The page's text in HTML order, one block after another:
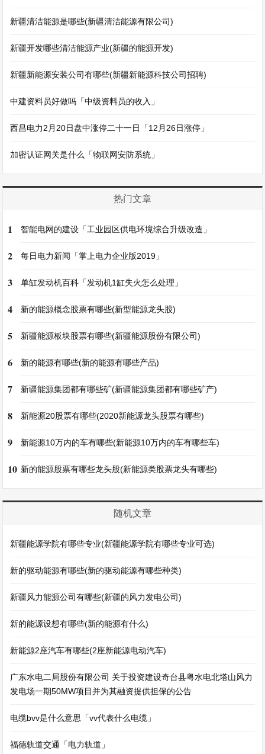
新疆清洁能源是哪些(新疆清洁能源有限公司)
新疆开发哪些清洁能源产业(新疆的能源开发)
新疆新能源安装公司有哪些(新疆新能源科技公司招聘)
中建资料员好做吗「中级资料员的收入」
西昌电力2月20日盘中涨停二十一日「12月26日涨停」
加密认证网关是什么「物联网安防系统」
热门文章
1 智能电网的建设「工业园区供电环境综合升级改造」
2 每日电力新闻「掌上电力企业版2019」
3 单缸发动机百科「发动机1缸失火怎么处理」
4 新的能源概念股票有哪些(新型能源龙头股)
5 新疆能源板块股票有哪些(新疆能源股份有限公司)
6 新的能源有哪些(新的能源有哪些产品)
7 新疆能源集团都有哪些矿(新疆能源集团都有哪些矿产)
8 新能源20股票有哪些(2020新能源龙头股票有哪些)
9 新能源10万内的车有哪些(新能源10万内的车有哪些车)
10 新的能源股票有哪些龙头股(新能源类股票龙头有哪些)
随机文章
新疆能源学院有哪些专业(新疆能源学院有哪些专业可选)
新的驱动能源有哪些(新的驱动能源有哪些种类)
新疆风力能源公司有哪些(新疆的风力发电公司)
新的能源设想有哪些(新的能源有什么)
新能源2座汽车有哪些(2座新能源电动汽车)
广东水电二局股份有限公司 关于投资建设奇台县粤水电北塔山风力
发电场一期50MW项目并为其融资提供担保的公告
电缆bvv是什么意思「vv代表什么电缆」
福德轨道交通「电力轨道」